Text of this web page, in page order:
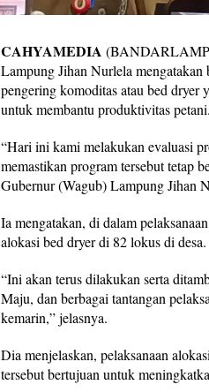
s
k
a
n
d
i
2
L
o
k
s
p
a
a
2
0
2
CAHYAMEDIA
Lampung Jihan Nurlela mengatakan
pengering komoditas atau bed dryer
untuk membantu produktivitas petani.
“Hari ini kami melakukan evaluasi
memastikan program tersebut tetap
Gubernur (Wagub) Lampung Jihan
Ia mengatakan, di dalam
alokasi bed dryer di 82 lokus di desa.
“Ini akan terus dilakukan serta
Maju, dan berbagai tantangan
kemarin,” jelasnya.
Dia menjelaskan, pelaksanaan
tersebut bertujuan untuk